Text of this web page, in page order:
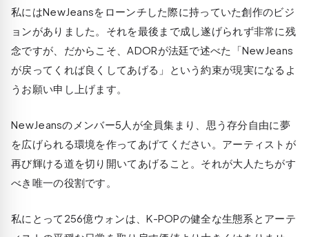
私にはNewJeansをローンチした際に持っていた創作のビジ
ョンがありました。それを最後まで成し遂げられず非常に残
念ですが、だからこそ、ADORが法廷で述べた「NewJeans
が戻ってくれば良くしてあげる」という約束が現実になるよ
うお願い申し上げます。
NewJeansのメンバー5人が全員集まり、思う存分自由に夢
を広げられる環境を作ってあげてください。アーティストが
再び輝ける道を切り開いてあげること。それが大人たちがす
べき唯一の役割です。
私にとって256億ウォンは、K-POPの健全な生態系とアーテ